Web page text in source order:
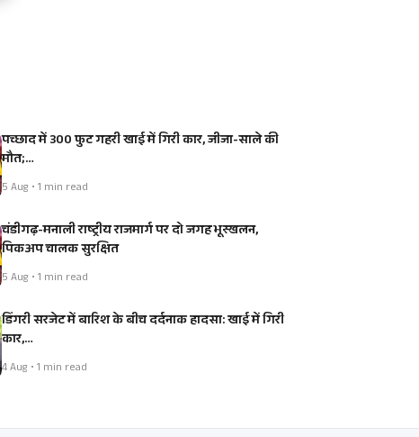
पच्छाद में 300 फुट गहरी खाई में गिरी कार, जीजा-साले की
मौत;…
5 Aug • 1 min read
चंडीगढ़-मनाली राष्ट्रीय राजमार्ग पर दो जगह भूस्खलन,
पिकअप चालक सुरक्षित
5 Aug • 1 min read
डिंगरी सरजेट में बारिश के बीच दर्दनाक हादसा: खाई में गिरी
कार,…
4 Aug • 1 min read